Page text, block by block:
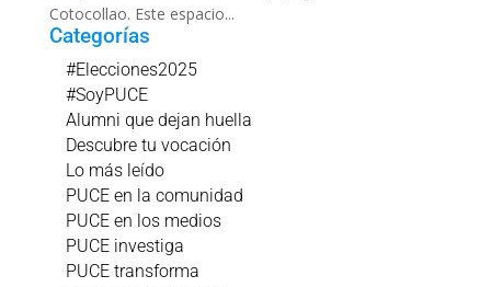
Cotocollao. Este espacio...
Categorías
#Elecciones2025
#SoyPUCE
Alumni que dejan huella
Descubre tu vocación
Lo más leído
PUCE en la comunidad
PUCE en los medios
PUCE investiga
PUCE transforma